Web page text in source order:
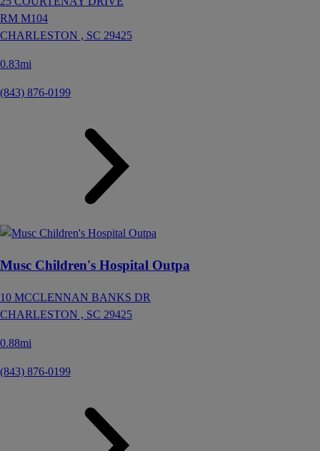
RM M104
CHARLESTON , SC 29425
0.83mi
(843) 876-0199
Musc Children's Hospital Outpa
10 MCCLENNAN BANKS DR
CHARLESTON , SC 29425
0.88mi
(843) 876-0199